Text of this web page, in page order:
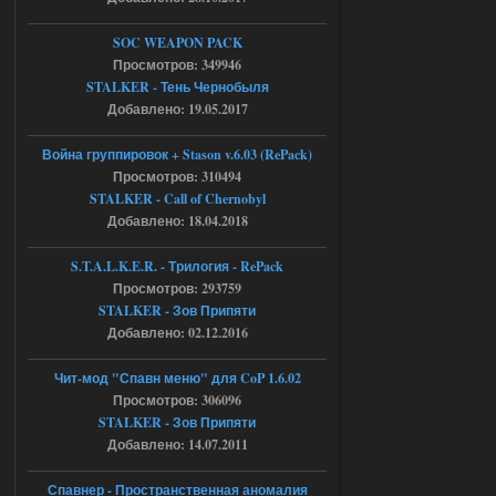
Доступно только для пользователей
Ответить ➤
Объединенный Пак 2 + OGSR +
STCoP WP 3.4
Stalker-Mods-Clan-su
Доступно только для пользователей
Ответить ➤
03.08.2026
Объединенный Пак 2 + OGSR +
STCoP WP 3.4
21:22
andreyforest1993
Здравствуйте, почему не
Анимаций открытия рюкзака и
использования предметов как в
SOC WEAPON PACK
Просмотров: 349946
STALKER - Тень Чернобыля
Добавлено: 19.05.2017
Война группировок + Stason v.6.03 (RePack)
Просмотров: 310494
STALKER - Call of Chernobyl
Добавлено: 18.04.2018
S.T.A.L.K.E.R. - Трилогия - RePack
Просмотров: 293759
STALKER - Зов Припяти
Добавлено: 02.12.2016
Чит-мод "Спавн меню" для CoP 1.6.02
Просмотров: 306096
STALKER - Зов Припяти
Добавлено: 14.07.2011
Спавнер - Пространственная аномалия